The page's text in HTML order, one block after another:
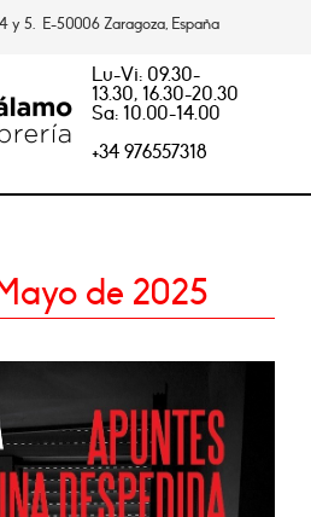
y 5. E-50006 Zaragoza, España
Lu-Vi: 09.30-
13.30, 16.30-20.30
Sa: 10.00-14.00
+34 976557318
de 2025